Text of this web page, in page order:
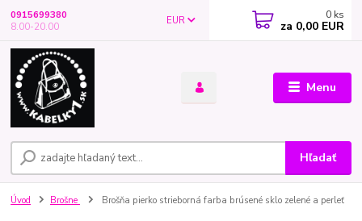
Menu
EUR
Hľadať
0915699380
8.00-20.00
0 ks
za 0,00 EUR
Úvod Brošne Brošňa pierko strieborná farba brúsené sklo zelené a perleť